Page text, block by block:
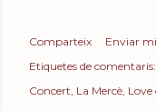
Comparteix
Enviar
Etiquetes de comentaris:
Concert La Mercè Love